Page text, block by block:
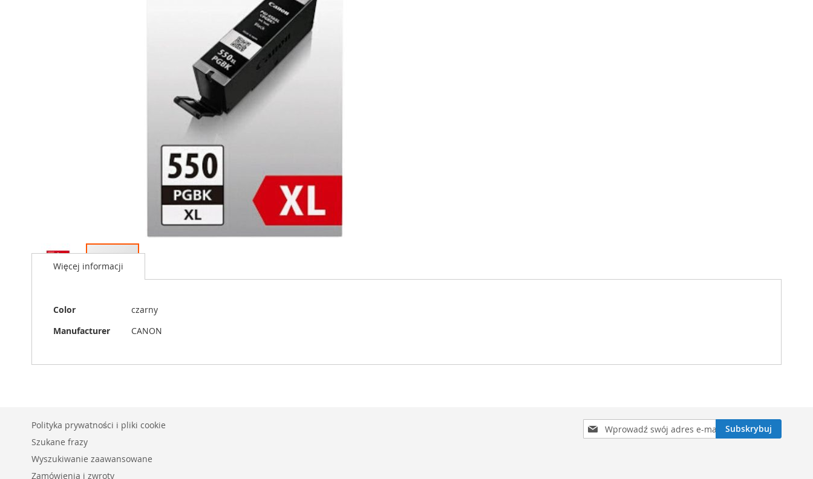
na
początekWięcej informacji
Więcej
Color
czarny
Manufacturer
CANON
Subskrybuj
nasz
Subskrybuj
Polityka prywatności i pliki cookie
Szukane frazy
Wyszukiwanie zaawansowane
Zamówienia i zwroty